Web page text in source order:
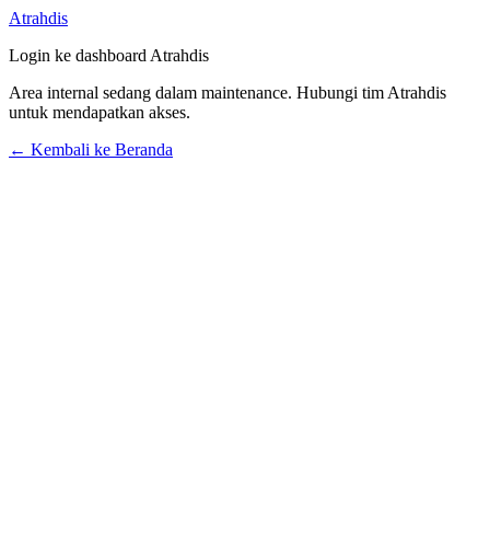
Atrahdis
Login ke dashboard Atrahdis
Area internal sedang dalam maintenance. Hubungi tim Atrahdis
untuk mendapatkan akses.
← Kembali ke Beranda